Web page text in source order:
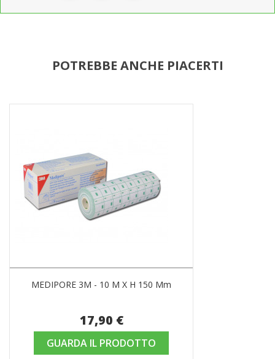
POTREBBE ANCHE PIACERTI
MEDIPORE 3M - 10 M X H 150 Mm
17,90 €
GUARDA IL PRODOTTO